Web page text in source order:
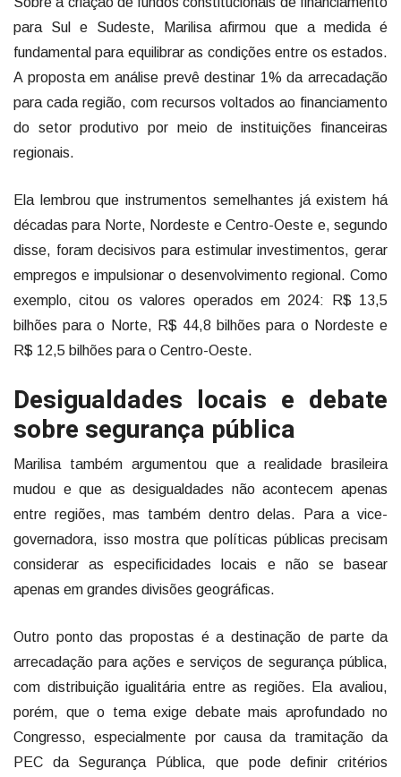
para Sul e Sudeste, Marilisa afirmou que a medida é
fundamental para equilibrar as condições entre os estados.
A proposta em análise prevê destinar 1% da arrecadação
para cada região, com recursos voltados ao financiamento
do setor produtivo por meio de instituições financeiras
regionais.
Ela lembrou que instrumentos semelhantes já existem há
décadas para Norte, Nordeste e Centro-Oeste e, segundo
disse, foram decisivos para estimular investimentos, gerar
empregos e impulsionar o desenvolvimento regional. Como
exemplo, citou os valores operados em 2024: R$ 13,5
bilhões para o Norte, R$ 44,8 bilhões para o Nordeste e
R$ 12,5 bilhões para o Centro-Oeste.
Desigualdades locais e debate
sobre segurança pública
Marilisa também argumentou que a realidade brasileira
mudou e que as desigualdades não acontecem apenas
entre regiões, mas também dentro delas. Para a vice-
governadora, isso mostra que políticas públicas precisam
considerar as especificidades locais e não se basear
apenas em grandes divisões geográficas.
Outro ponto das propostas é a destinação de parte da
arrecadação para ações e serviços de segurança pública,
com distribuição igualitária entre as regiões. Ela avaliou,
porém, que o tema exige debate mais aprofundado no
Congresso, especialmente por causa da tramitação da
PEC da Segurança Pública, que pode definir critérios